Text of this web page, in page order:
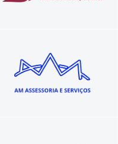
Eventos e projetos sociais